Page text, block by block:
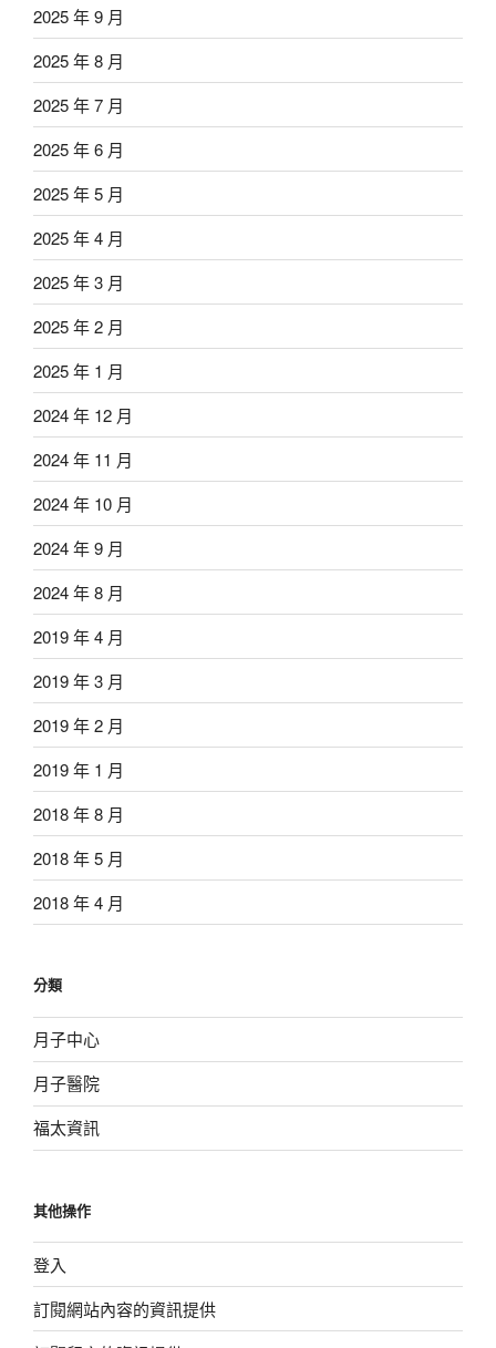
2025 年 9 月
2025 年 8 月
2025 年 7 月
2025 年 6 月
2025 年 5 月
2025 年 4 月
2025 年 3 月
2025 年 2 月
2025 年 1 月
2024 年 12 月
2024 年 11 月
2024 年 10 月
2024 年 9 月
2024 年 8 月
2019 年 4 月
2019 年 3 月
2019 年 2 月
2019 年 1 月
2018 年 8 月
2018 年 5 月
2018 年 4 月
分類
月子中心
月子醫院
福太資訊
其他操作
登入
訂閱網站內容的資訊提供